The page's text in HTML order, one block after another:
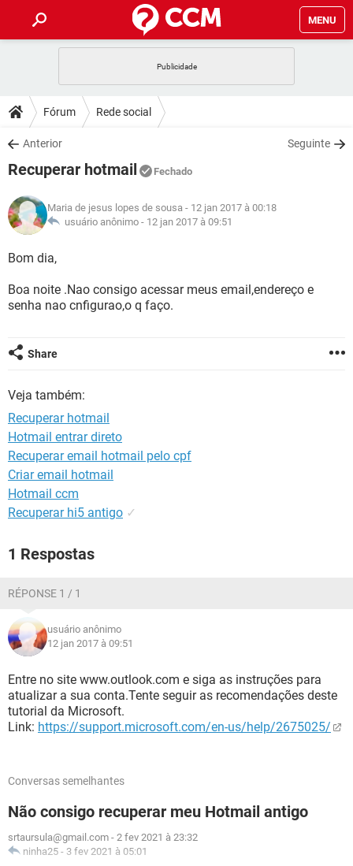
MENU
CELULAR
OUTLOOK
INSTAGRAM GMAIL
GUIA DE COMPRAS
DICAS
JOGOS
INSTAGRAM GMAIL
GUIA DE COMPRAS
DOWNLOADS
JOGOS WHATSAPP
CELULAR
OUTLOOK EXCEL
INSTAGRAM
FÓRUM
JOGOS WHATSAPP
CELULAR
OUTLOOK
INSTAGRAM GMAIL
GLOSSÁRIO
JOGOS
OUTLOOK
GUIA DE COMPRAS
Fórum Rede social
Anterior Seguinte
Recuperar hotmail Fechado
Maria de jesus lopes de sousa - 12 jan 2017 à 00:18
usuário anônimo - 12 jan 2017 à 09:51
Bom dia,
Boa noite .Nao consigo acessar meus email,endereço e
senha nao cnfigurao,o q faço.
Share
Veja também:
Recuperar hotmail
Hotmail entrar direto
Recuperar email hotmail pelo cpf
Criar email hotmail
Hotmail ccm
Recuperar hi5 antigo ✓
1 Respostas
RÉPONSE 1 / 1
usuário anônimo
12 jan 2017 à 09:51
Entre no site www.outlook.com e siga as instruções para
atualizar a sua conta.Tente seguir as recomendações deste
tutorial da Microsoft.
Link: https://support.microsoft.com/en-us/help/2675025/
Conversas semelhantes
Não consigo recuperar meu Hotmail antigo
srtaursula@gmail.com - 2 fev 2021 à 23:32
ninha25 - 3 fev 2021 à 05:01